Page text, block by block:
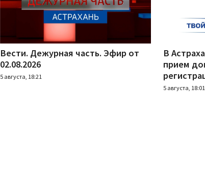
Вести. Дежурная часть. Эфир от
02.08.2026
5 августа, 18:21
В
прием
5 августа, 18:01